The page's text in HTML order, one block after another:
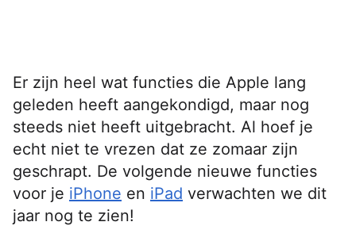
Er zijn heel wat functies die Apple lang
geleden heeft aangekondigd, maar nog
steeds niet heeft uitgebracht. Al hoef je
echt niet te vrezen dat ze zomaar zijn
geschrapt. De volgende nieuwe functies
voor je iPhone en iPad verwachten we dit
jaar nog te zien!